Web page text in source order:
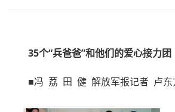
35个“兵爸爸”和他们的爱心接力团
■冯 荔 田 健 解放军报记者 卢东